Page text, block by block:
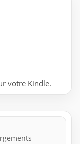
votre Kindle.